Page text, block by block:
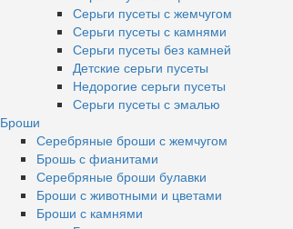
Серьги пусеты с жемчугом
Серьги пусеты с камнями
Серьги пусеты без камней
Детские серьги пусеты
Недорогие серьги пусеты
Серьги пусеты с эмалью
Броши
Серебряные броши с жемчугом
Брошь с фианитами
Серебряные броши булавки
Броши с животными и цветами
Броши с камнями